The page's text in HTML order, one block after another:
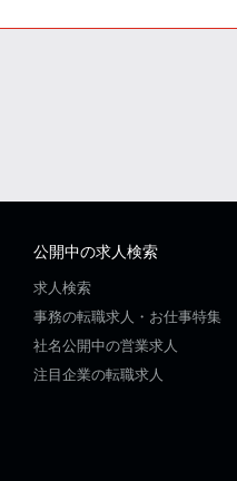
公開中の求人検索
求人検索
事務の転職求人・お仕事特集
社名公開中の営業求人
注目企業の転職求人